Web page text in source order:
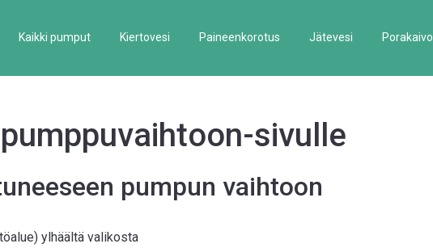
Kaikki pumput Kiertovesi Paineenkorotus Jätevesi Porakaivo
sivulle
pumpun vaihtoon
ylhäältä valikosta